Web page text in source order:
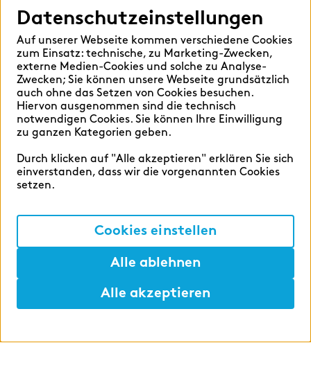
Hilfen
Sprache auswählen:
Deutsch English
©2026 zeb
Datenschutz
Datenschutzeinstellungen
Auf unserer Webseite kommen verschiedene Cookies
zum Einsatz: technische, zu Marketing-Zwecken,
externe Medien-Cookies und solche zu Analyse-
Zwecken; Sie können unsere Webseite grundsätzlich
auch ohne das Setzen von Cookies besuchen.
Hiervon ausgenommen sind die technisch
notwendigen Cookies. Sie können Ihre Einwilligung
zu ganzen Kategorien geben.
Durch klicken auf "Alle akzeptieren" erklären Sie sich
einverstanden, dass wir die vorgenannten Cookies
setzen.
Cookies einstellen
Alle ablehnen
Alle akzeptieren